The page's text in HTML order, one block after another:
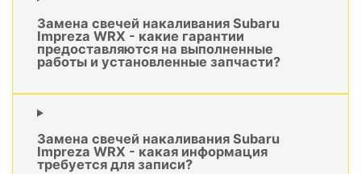
Замена свечей накаливания Subaru
Impreza WRX - какие гарантии
предоставляются на выполненные
работы и установленные запчасти?
Замена свечей накаливания Subaru
Impreza WRX - какая информация
требуется для записи?